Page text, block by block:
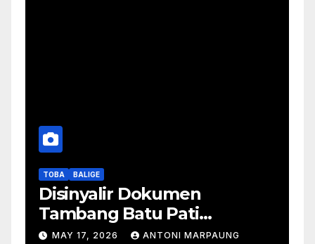
TOBA BALIGE
Disinyalir Dokumen
Tambang Batu Pati
Simanjuntak Palsu – Jerry
MAY 17, 2026 ANTONI MARPAUNG